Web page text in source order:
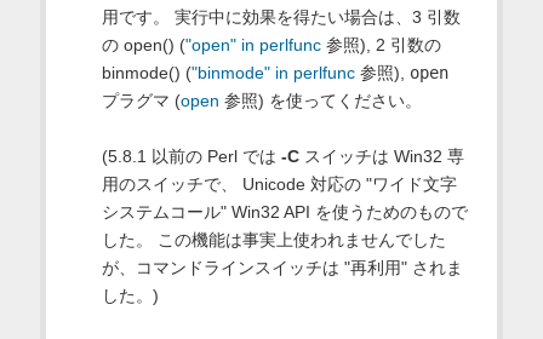
用です。 実行中に効果を得たい場合は、3 引数
の open() ("open" in perlfunc参照), 2 引数の
binmode() ("binmode" in perlfunc参照), open
プラグマ (open 参照) を使ってください。
(5.8.1 以前の Perl では -Cスイッチは Win32 専
用のスイッチで、 Unicode 対応の "ワイド文字
システムコール" Win32 API を使うためのもので
した。 この機能は事実上使われませんでした
が、コマンドラインスイッチは "再利用" されま
した。)